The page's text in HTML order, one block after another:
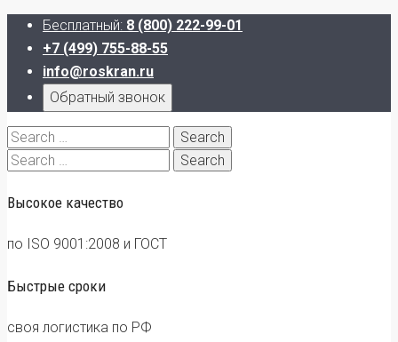
Бесплатный: 8 (800) 222-99-01
+7 (499) 755-88-55
info@roskran.ru
Обратный звонок
Search
for:
Search
Высокое качество
по ISO 9001:2008 и ГОСТ
Быстрые сроки
своя логистика по РФ